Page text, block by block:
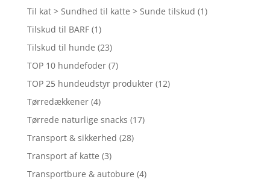
Til kat > Sundhed til katte > Sunde tilskud (1)
Tilskud til BARF (1)
Tilskud til hunde (23)
TOP 10 hundefoder (7)
TOP 25 hundeudstyr produkter (12)
Tørredækkener (4)
Tørrede naturlige snacks (17)
Transport & sikkerhed (28)
Transport af katte (3)
Transportbure & autobure (4)